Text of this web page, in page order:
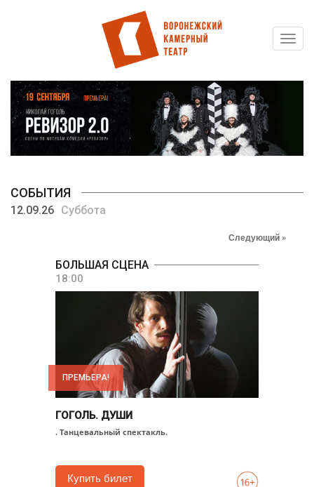
основному
содержанию
СОБЫТИЯ
12.09.26 Суббота
Следующий »
БОЛЬШАЯ СЦЕНА
18:00
ПРЕМЬЕРА!
ГОГОЛЬ. ДУШИ
. Танцевальный спектакль.
Купить билет